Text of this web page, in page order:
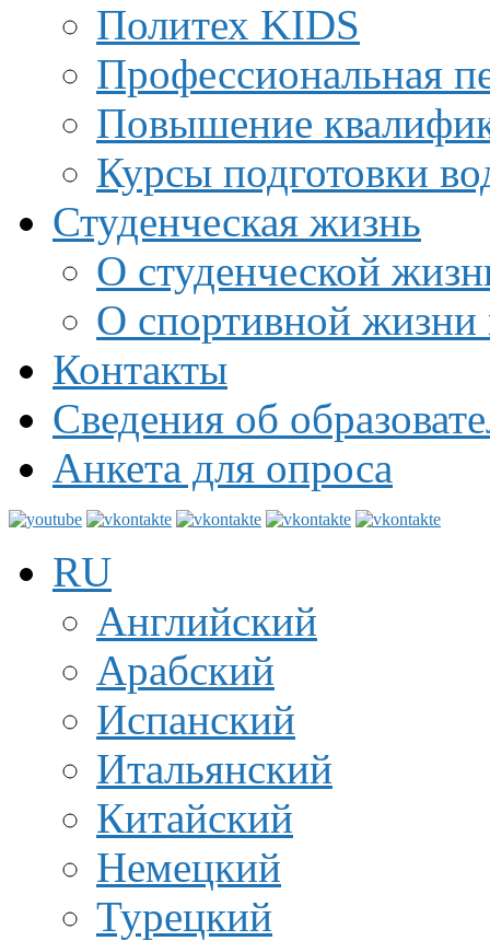
Политех KIDS
Профессиональная
Повышение
Курсы подготовки
Студенческая жизнь
О студенческой
О спортивной жизни
Контакты
Сведения об
Анкета для опроса
RU
Английский
Арабский
Испанский
Итальянский
Китайский
Немецкий
Турецкий